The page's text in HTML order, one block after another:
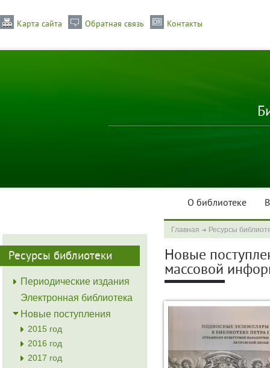
Карта сайта Обратная связь Контакты
О библиотеке
Ресурсы библиотеки
Периодические издания
Электронная библиотека
Новые поступления
2015 год
2016 год
2017 год
Главная Ресурсы
Новые
массовой